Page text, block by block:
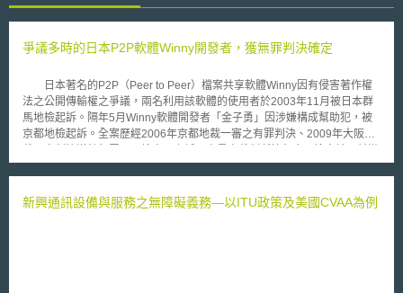
爭議多時的日本P2P軟體Winny開發者，獲無罪判決確定
日本著名的P2P（Peer to Peer）檔案共享軟體Winny因有侵害著作權
法之公開傳輸權之爭議，兩名利用該軟體的使用者於2003年11月被日本群
馬地檢起訴。隔年5月Winny軟體開發者「金子勇」因涉嫌構成幫助犯，被
京都地檢起訴。全案歷經2006年京都地裁一審之有罪判決、2009年大阪高
回上訴，並於2011年12月20日經最高裁判所裁定維持大阪高裁無罪判決，
使用在非法目的上，難謂構成幫助之行為，因此，開發者本身對軟體的非法
新興通訊設備與服務之無障礙義務—以ITU政策及美國CVAA為例